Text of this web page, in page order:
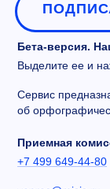
Бета-версия.
Выделите ее и
Сервис
об
Приемная
+7 499 649-44-80